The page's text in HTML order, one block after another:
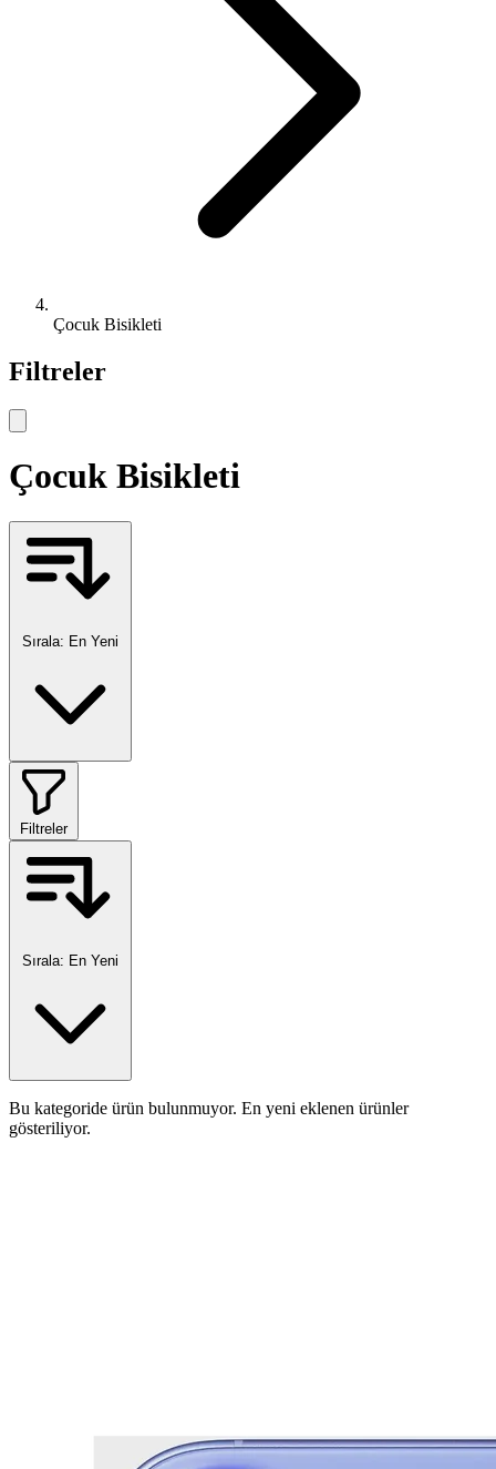
Çocuk Bisikleti
Filtreler
Çocuk Bisikleti
Sırala: En Yeni
Filtreler
Sırala: En Yeni
Bu kategoride ürün bulunmuyor. En yeni eklenen ürünler
gösteriliyor.